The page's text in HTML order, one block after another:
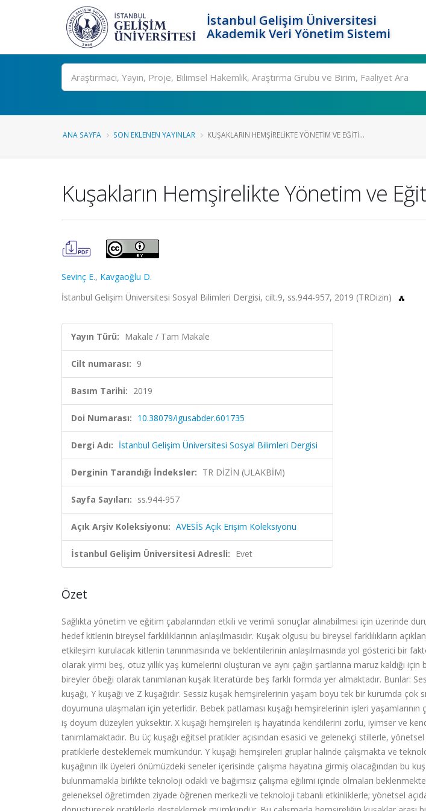
İstanbul Gelişim Üniversitesi
Akademik Veri Yönetim Sistemi
Ara
ANA SAYFA SON EKLENEN YAYINLAR KUŞAKLARIN HEMŞIRELIKTE YÖNETIM VE EĞITI...
Kuşakların Hemşirelikte Yönetim ve
Sevinç E., Kavgaoğlu D.
İstanbul Gelişim Üniversitesi Sosyal Bilimleri Dergisi, cilt.9, ss.944-957, 2019 (TRDizin)
Yayın Türü: Makale / Tam Makale
Cilt numarası: 9
Basım Tarihi: 2019
Doi Numarası: 10.38079/igusabder.601735
Dergi Adı: İstanbul Gelişim Üniversitesi Sosyal Bilimleri Dergisi
Derginin Tarandığı İndeksler: TR DİZİN (ULAKBİM)
Sayfa Sayıları: ss.944-957
Açık Arşiv Koleksiyonu: AVESİS Açık Erişim Koleksiyonu
İstanbul Gelişim Üniversitesi Adresli: Evet
Özet
Sağlıkta yönetim ve eğitim çabalarından etkili ve verimli sonuçlar alınabilmesi için üzerinde
hedef kitlenin bireysel farklılıklarının anlaşılmasıdır. Kuşak olgusu bu bireysel farklılıkların
etkileşim kurulacak kitlenin tanınmasında ve beklentilerinin anlaşılmasında yol gösterici bir
olarak yirmi beş, otuz yıllık yaş kümelerini oluşturan ve aynı çağın şartlarına maruz kaldığı
bireyler öbeği olarak tanımlanan kuşak literatürde beş farklı formda yer almaktadır. Bunlar:
kuşağı, Y kuşağı ve Z kuşağıdır. Sessiz kuşak hemşirelerinin yaşam boyu tek bir kurumda çok
doyumuna ulaşmaları için yeterlidir. Bebek patlaması kuşağı hemşirelerinin işleri
iş doyum düzeyleri yüksektir. X kuşağı hemşireleri iş hayatında kendilerini zorlu, iyimser ve
tanımlamaktadır. Bu üç kuşağı eğitsel pratikler açısından esasici ve gelenekçi stillerle, yönetsel
pratiklerle desteklemek mümkündür. Y kuşağı hemşireleri gruplar halinde çalışmakta ve
kuşağının ilk üyeleri önümüzdeki seneler içerisinde çalışma hayatına girmiş olacağından bu
bulunmamakla birlikte teknoloji odaklı ve bağımsız çalışma eğilimi içinde olmaları
geleneksel öğretimden ziyade öğrenen merkezli ve teknoloji tabanlı etkinliklerle; yönetsel